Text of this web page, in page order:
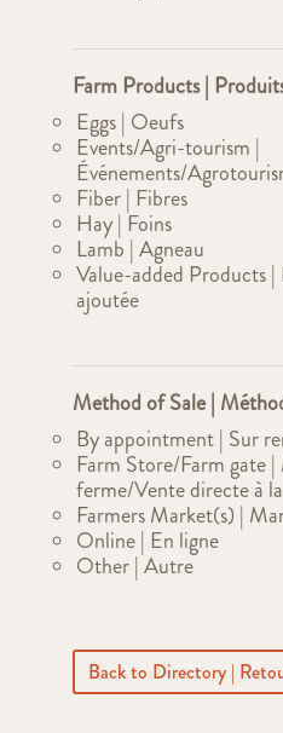
Farm Products |
Eggs | Oeufs
Events/Agri-tourism |
Événements/
Fiber | Fibres
Hay | Foins
Lamb | Agneau
Value-added Products
ajoutée
Method of Sale |
By appointment | Sur
Farm Store/Farm gate |
ferme/Vente directe à
Farmers Market(s) |
Online | En ligne
Other | Autre
Back to Directory |